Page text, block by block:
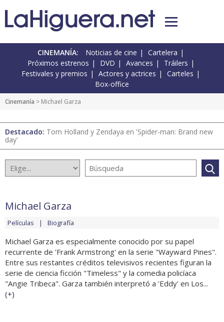
CINEMANÍA: Noticias de cine
Cartelera
Próximos estrenos
DVD Avances
Tráilers
Festivales y premios
Actores y actrices
Carteles
Box-office
Cinemanía > Michael Garza
Destacado: Tom Holland y Zendaya en 'Spider-man: Brand new
day'
Michael Garza
Películas Biografía
Michael Garza es especialmente conocido por su papel
recurrente de 'Frank Armstrong' en la serie "Wayward Pines".
Entre sus restantes créditos televisivos recientes figuran la
serie de ciencia ficción "Timeless" y la comedia policíaca
"Angie Tribeca". Garza también interpretó a 'Eddy' en Los...
(+)